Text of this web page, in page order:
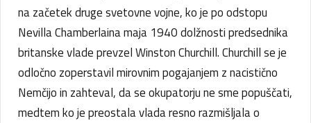
na začetek druge svetovne vojne, ko je po odstopu
Nevilla Chamberlaina maja 1940 dolžnosti predsednika
britanske vlade prevzel Winston Churchill. Churchill se je
odločno zoperstavil mirovnim pogajanjem z nacistično
Nemčijo in zahteval, da se okupatorju ne sme popuščati,
medtem ko je preostala vlada resno razmišljala o